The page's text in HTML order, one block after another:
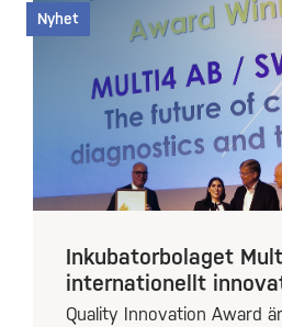
Nyhet
Inkubatorbolaget
internationellt
Quality Innovation Award